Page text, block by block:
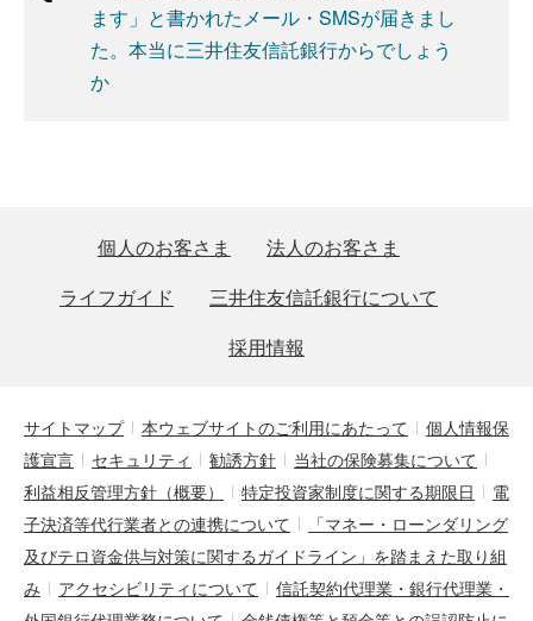
ます」と書かれたメール・SMSが届きまし
た。本当に三井住友信託銀行からでしょう
か
個人のお客さま
法人のお客さま
ライフガイド
三井住友信託銀行について
採用情報
サイトマップ 本ウェブサイトのご利用にあたって
個人情報保
護宣言
セキュリティ 勧誘方針
当社の保険募集について
利益相反管理方針（概要）
特定投資家制度に関する期限日
電
子決済等代行業者との連携について
「マネー・ローンダリング
及びテロ資金供与対策に関するガイドライン」を踏まえた取り組
み
アクセシビリティについて
信託契約代理業・銀行代理業・